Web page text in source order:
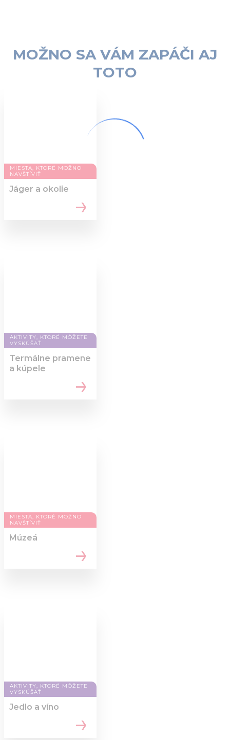
MOŽNO SA VÁM ZAPÁČI AJ
TOTO
MIESTA, KTORÉ MOŽNO
NAVŠTÍVIŤ
Jáger a okolie
AKTIVITY, KTORÉ MÔŽETE
VYSKÚŠAŤ
Termálne pramene
a kúpele
MIESTA, KTORÉ MOŽNO
NAVŠTÍVIŤ
Múzeá
AKTIVITY, KTORÉ MÔŽETE
VYSKÚŠAŤ
Jedlo a víno